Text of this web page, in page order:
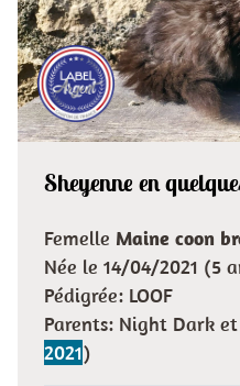
Sheyenne en
Femelle Maine coon
Née le 14/04/2021 (5
Pédigrée: LOOF
Parents: Night Dark
2021)